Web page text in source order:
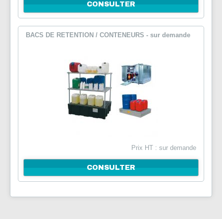
CONSULTER
BACS DE RETENTION / CONTENEURS - sur demande
Prix HT : sur demande
CONSULTER